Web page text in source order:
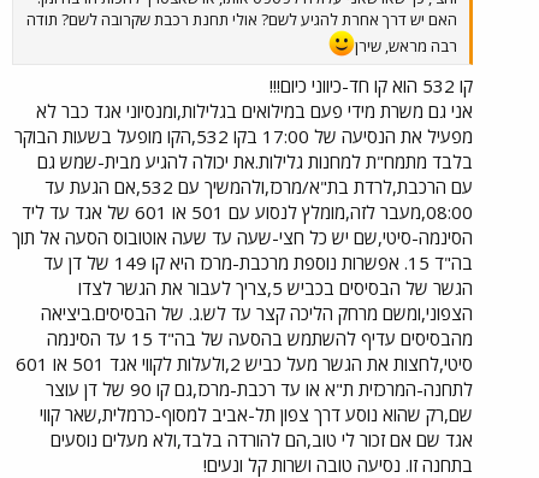
האם יש דרך אחרת להגיע לשם? אולי תחנת רכבת שקרובה לשם? תודה
רבה מראש, שירן
קו 532 הוא קו חד-כיווני כיום!!!
אני גם משרת מידי פעם במילואים בגלילות,ומנסיוני אגד כבר לא
מפעיל את הנסיעה של 17:00 בקו 532,הקו מופעל בשעות הבוקר
בלבד מתמח"ת למחנות גלילות.את יכולה להגיע מבית-שמש גם
עם הרכבת,לרדת בת"א/מרכז,ולהמשיך עם 532,אם הגעת עד
08:00,מעבר לזה,מומלץ לנסוע עם 501 או 601 של אגד עד ליד
הסינמה-סיטי,שם יש כל חצי-שעה עד שעה אוטובוס הסעה אל תוך
בה"ד 15. אפשרות נוספת מרכבת-מרכז היא קו 149 של דן עד
הגשר של הבסיסים בכביש 5,צריך לעבור את הגשר לצדו
הצפוני,ומשם מרחק הליכה קצר עד לש.ג. של הבסיסים.ביציאה
מהבסיסים עדיף להשתמש בהסעה של בה"ד 15 עד הסינמה
סיטי,לחצות את הגשר מעל כביש 2,ולעלות לקווי אגד 501 או 601
לתחנה-המרכזית ת"א או עד רכבת-מרכז,גם קו 90 של דן עוצר
שם,רק שהוא נוסע דרך צפון תל-אביב למסוף-כרמלית,שאר קווי
אגד שם אם זכור לי טוב,הם להורדה בלבד,ולא מעלים נוסעים
בתחנה זו. נסיעה טובה ושרות קל ונעים!